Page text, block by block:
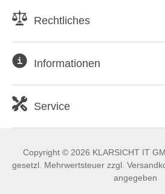
Rechtliches
Informationen
Service
Copyright © 2026 KLARSICHT IT
gesetzl. Mehrwertsteuer zzgl.
angegeben